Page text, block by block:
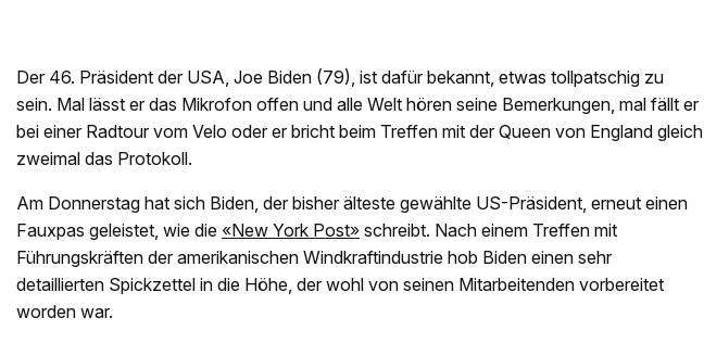
Der 46. Präsident der USA, Joe Biden (79), ist dafür bekannt, etwas tollpatschig zu
sein. Mal lässt er das Mikrofon offen und alle Welt hören seine Bemerkungen, mal fällt er
bei einer Radtour vom Velo oder er bricht beim Treffen mit der Queen von England gleich
zweimal das Protokoll.
Am Donnerstag hat sich Biden, der bisher älteste gewählte US-Präsident, erneut einen
Fauxpas geleistet, wie die «New York Post» schreibt. Nach einem Treffen mit
Führungskräften der amerikanischen Windkraftindustrie hob Biden einen sehr
detaillierten Spickzettel in die Höhe, der wohl von seinen Mitarbeitenden vorbereitet
worden war.